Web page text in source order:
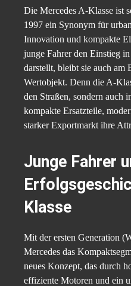
Die Mercedes A-Klasse ist
1997 ein Synonym für
Innovation und kompakte
junge Fahrer den Einstieg
darstellt, bleibt sie auch am
Wertobjekt. Denn die A-
den Straßen, sondern auch
kompakte Ersatzteile,
starker Exportmarkt ihre
Junge Fahrer
Klasse
Mit der ersten Generation
Mercedes das
neues Konzept, das durch
effiziente Motoren und ein